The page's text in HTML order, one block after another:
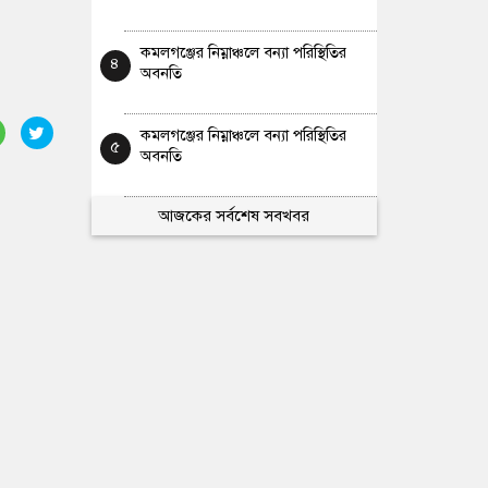
৪
কমলগঞ্জের নিম্নাঞ্চলে বন্যা পরিস্থিতির
অবনতি
৫
কমলগঞ্জের নিম্নাঞ্চলে বন্যা পরিস্থিতির
অবনতি
আজকের সর্বশেষ সবখবর